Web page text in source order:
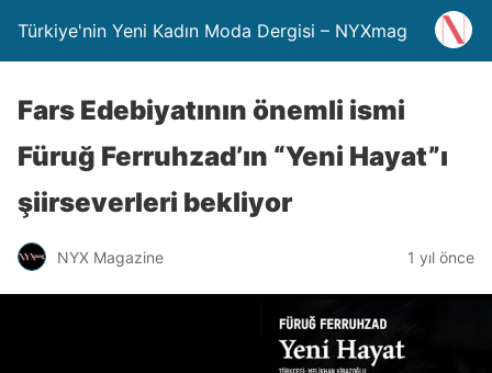
Türkiye'nin Yeni Kadın Moda Dergisi – NYXmag
Fars Edebiyatının önemli ismi
Füruğ Ferruhzad’ın “Yeni Hayat”ı
şiirseverleri bekliyor
NYX Magazine 1 yıl önce